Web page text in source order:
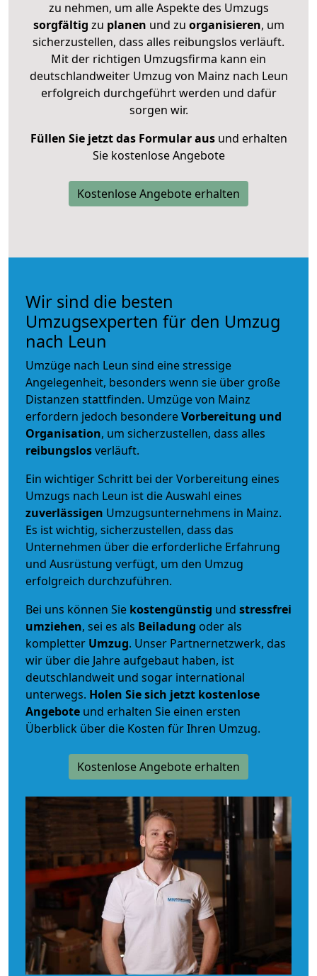
zu nehmen, um alle Aspekte des Umzugs
sorgfältig zu planen und zu organisieren, um
sicherzustellen, dass alles reibungslos verläuft.
Mit der richtigen Umzugsfirma kann ein
deutschlandweiter Umzug von Mainz nach Leun
erfolgreich durchgeführt werden und dafür
sorgen wir.
Füllen Sie jetzt das Formular ausund erhalten
Sie kostenlose Angebote
Kostenlose Angebote erhalten
Wir sind die besten
Umzugsexperten für den Umzug
nach Leun
Umzüge nach Leun sind eine stressige
Angelegenheit, besonders wenn sie über große
Distanzen stattfinden. Umzüge von Mainz
erfordern jedoch besondereVorbereitung und
Organisation, um sicherzustellen, dass alles
reibungslosverläuft.
Ein wichtiger Schritt bei der Vorbereitung eines
Umzugs nach Leun ist die Auswahl eines
zuverlässigen Umzugsunternehmens in Mainz.
Es ist wichtig, sicherzustellen, dass das
Unternehmen über die erforderliche Erfahrung
und Ausrüstung verfügt, um den Umzug
erfolgreich durchzuführen.
Bei uns können Sie kostengünstig und stressfrei
umziehen, sei es als Beiladung oder als
kompletter Umzug. Unser Partnernetzwerk, das
wir über die Jahre aufgebaut haben, ist
deutschlandweit und sogar international
unterwegs. Holen Sie sich jetzt kostenlose
Angebote und erhalten Sie einen ersten
Überblick über die Kosten für Ihren Umzug.
Kostenlose Angebote erhalten